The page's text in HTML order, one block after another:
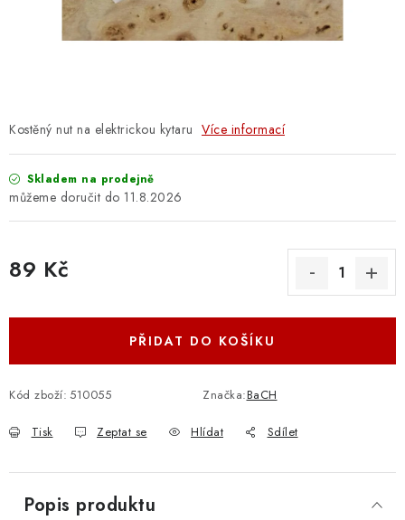
O E-SHOPU
OBCHODNÍ PODMÍNKY
ZÁSADY ZPRACOVÁNÍ OSOBNÍCH ÚDAJŮ
O E-SHOPU
BLOG
OBCHODNÍ PODMÍNKY
ODSTOUPENÍ OD SMLOUVY
ZÁSADY ZPRACOVÁNÍ OSOBNÍCH ÚDAJŮ
Kostěný nut na elektrickou kytaru Více informací
Skladem na prodejně
11.8.2026
89 Kč
PŘIDAT DO KOŠÍKU
Kód zboží: 510055 Značka:BaCH
Tisk Zeptat se Hlídat Sdílet
Popis produktu